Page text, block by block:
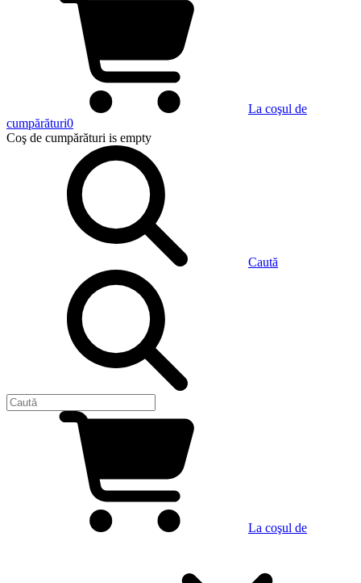
La coşul de
cumpărături0
Coş de cumpărături is empty
Caută
La coşul de